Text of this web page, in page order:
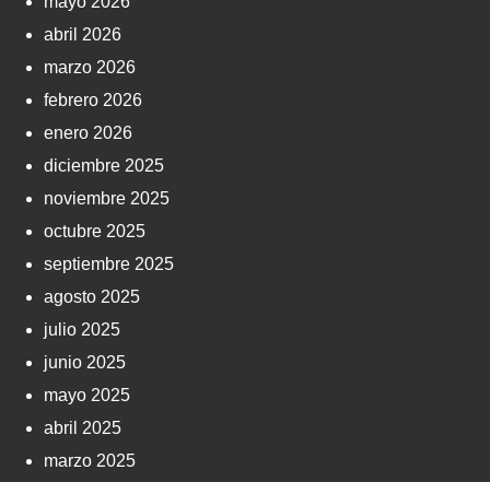
abril 2026
marzo 2026
febrero 2026
enero 2026
diciembre 2025
noviembre 2025
octubre 2025
septiembre 2025
agosto 2025
julio 2025
junio 2025
mayo 2025
abril 2025
marzo 2025